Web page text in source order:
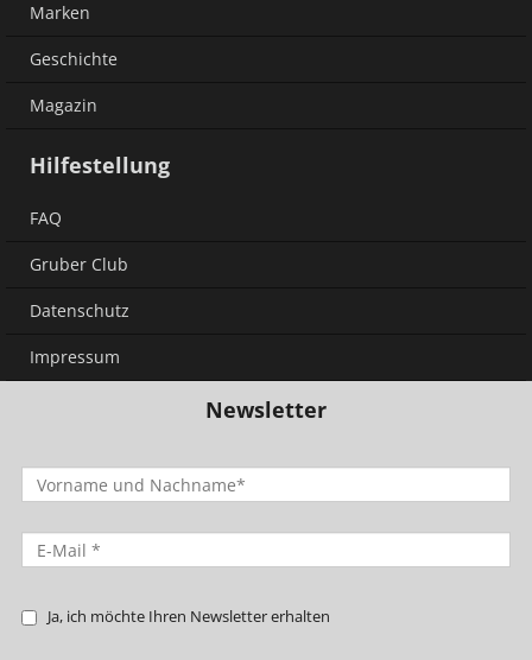
Marken
Geschichte
Magazin
Hilfestellung
FAQ
Gruber Club
Datenschutz
Impressum
Newsletter
Ja, ich möchte Ihren Newsletter erhalten